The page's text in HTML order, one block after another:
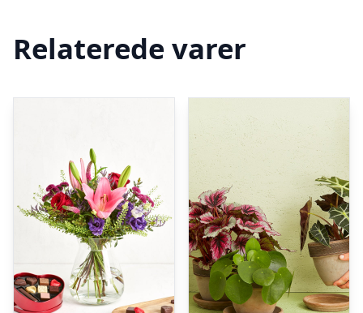
Relaterede varer